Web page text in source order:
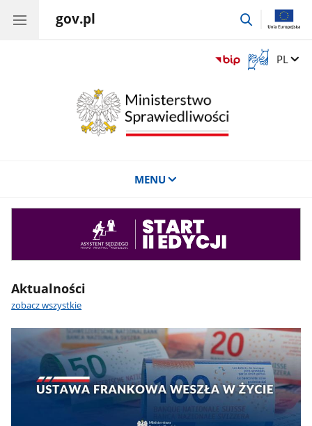
gov.pl
przejdź
Otwórz
okno
Zmień
PL
MENU
Aktualności
zobacz wszystkie